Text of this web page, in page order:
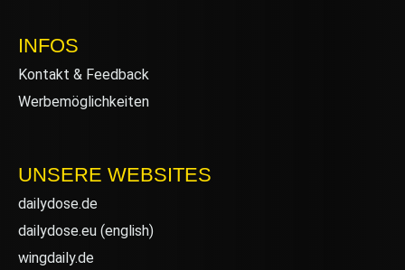
INFOS
Kontakt & Feedback
Werbemöglichkeiten
UNSERE WEBSITES
dailydose.de
dailydose.eu (english)
wingdaily.de